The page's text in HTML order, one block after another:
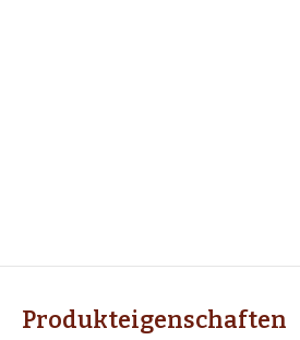
Produkteigenschaften